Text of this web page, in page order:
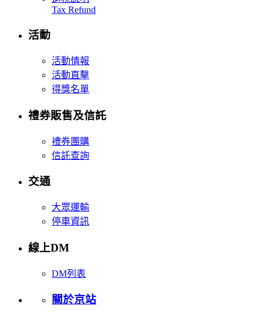
Tax Refund
活動
活動情報
活動直擊
得獎名單
禮券販售及信託
禮券團購
信託查詢
交通
大眾運輸
停車資訊
線上DM
DM列表
關於京站